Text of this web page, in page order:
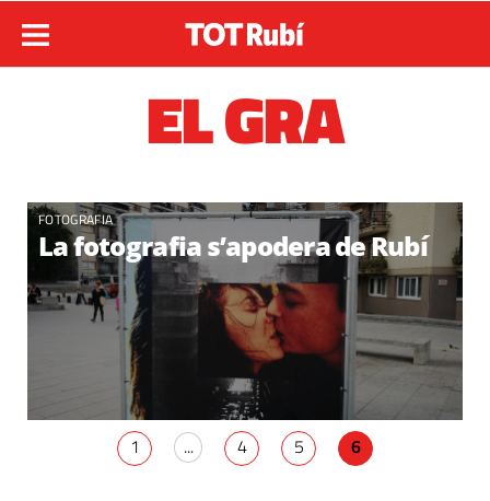
EL GRA
FOTOGRAFIA
La fotografia s’apodera de Rubí
1 ... 4 5 6